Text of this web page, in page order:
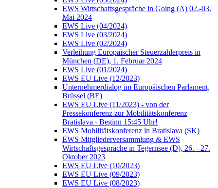
EWS Wirtschaftsgespräche in Going (A) 02.-03.
Mai 2024
EWS Live (04/2024)
EWS Live (03/2024)
EWS Live (02/2024)
Verleihung Europäischer Steuerzahlerpreis in
München (DE), 1. Februar 2024
EWS Live (01/2024)
EWS EU Live (12/2023)
Unternehmerdialog im Europäischen Parlament,
Brüssel (BE)
EWS EU Live (11/2023) - von der
Pressekonferenz zur Mobilitätskonferenz
Bratislava - Beginn 15:45 Uhr!
EWS Mobilitätskonferenz in Bratislava (SK)
EWS Mitgliederversammlung & EWS
Wirtschaftsgespräche in Tegernsee (D), 26. - 27.
Oktober 2023
EWS EU Live (10/2023)
EWS EU Live (09/2023)
EWS EU Live (08/2023)